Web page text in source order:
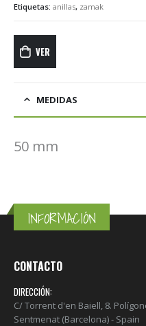
Etiquetas: anillas, zamak
VER
MEDIDAS
50 mm
INFORMACIÓN
CONTACTO
DIRECCIÓN:
C/ Torrent d'en Baiell, 8.
Sentmenat (Barcelona) - Spain